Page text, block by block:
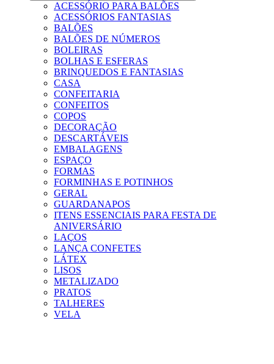
ACESSÓRIO PARA BALÕES
ACESSÓRIOS FANTASIAS
BALÕES
BALÕES DE NÚMEROS
BOLEIRAS
BOLHAS E ESFERAS
BRINQUEDOS E FANTASIAS
CASA
CONFEITARIA
CONFEITOS
COPOS
DECORAÇÃO
DESCARTÁVEIS
EMBALAGENS
ESPAÇO
FORMAS
FORMINHAS E POTINHOS
GERAL
GUARDANAPOS
ITENS ESSENCIAIS PARA FESTA DE
ANIVERSÁRIO
LAÇOS
LANÇA CONFETES
LÁTEX
LISOS
METALIZADO
PRATOS
TALHERES
VELA